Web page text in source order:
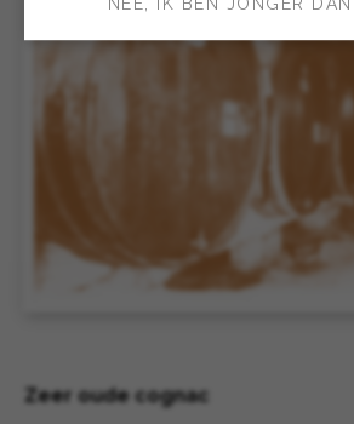
Zeer oude cognac